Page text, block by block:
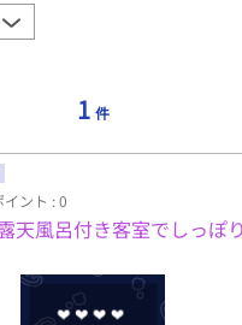
1 件
ント : 0
天風呂付き客室でしっぽり